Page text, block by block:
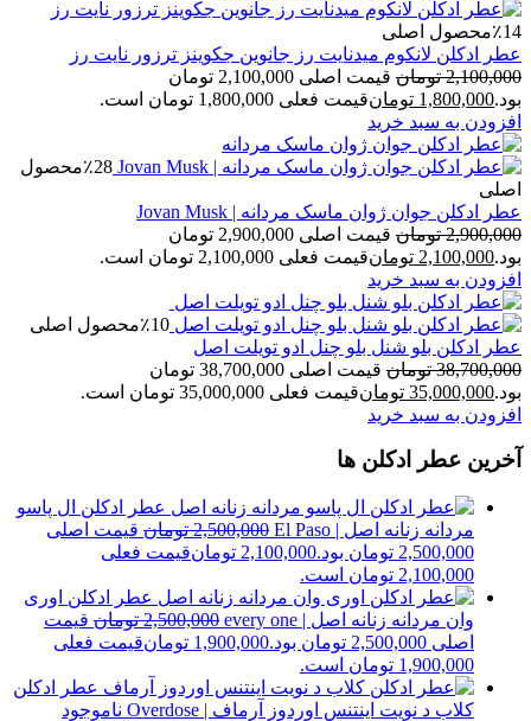
٪14محصول اصلی
عطر ادکلن لانکوم میدنایت رز جانوین جکوینز ترزور نایت رز
2,100,000 تومان
قیمت اصلی 2,100,000 تومان
بود.1,800,000 تومانقیمت فعلی 1,800,000 تومان است.
افزودن به سبد خرید
٪28محصول
اصلی
عطر ادکلن جوان ژوان ماسک مردانه | Jovan Musk
2,900,000 تومان
قیمت اصلی 2,900,000 تومان
بود.2,100,000 تومانقیمت فعلی 2,100,000 تومان است.
افزودن به سبد خرید
٪10محصول اصلی
عطر ادکلن بلو شنل بلو چنل ادو تویلت اصل
38,700,000 تومان
قیمت اصلی 38,700,000 تومان
بود.35,000,000 تومانقیمت فعلی 35,000,000 تومان است.
افزودن به سبد خرید
آخرین عطر ادکلن ها
عطر ادکلن ال پاسو
مردانه زنانه اصل | El Paso
2,500,000 تومان قیمت اصلی
2,500,000 تومان بود.
2,100,000 تومانقیمت فعلی
2,100,000 تومان است.
عطر ادکلن اوری
وان مردانه زنانه اصل | every one
2,500,000 تومان قیمت
اصلی 2,500,000 تومان بود.
1,900,000 تومانقیمت فعلی
1,900,000 تومان است.
عطر ادکلن
کلاب د نویت اینتنس اوردوز آرماف | Overdose
ناموجود